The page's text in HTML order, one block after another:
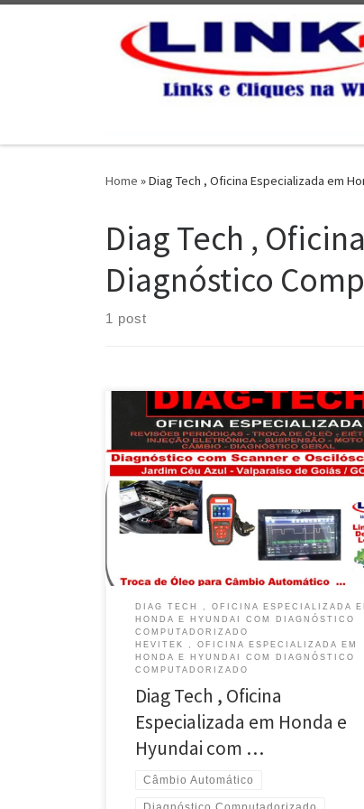
Home »Diag Tech , Oficina Especializada em
Diag Tech ,
Diagnóstico
1 post
Na Diag Tech , Oficina Especializada em
Hyundai , Diagnóstico com Scanner e
Diagnóstico Computadorizado com Scanner e
Osciloscópio, Diag Tech em Valparaíso de
Regulagem da Injeção Eletrônica , Limpesa de
TBI , na Diag Tech, em Valparaíso de Goiás /
DIAG TECH , OFICINA ESPECIALIZADA
HONDA E HYUNDAI COM DIAGNÓSTICO
COMPUTADORIZADO
HEVITEK , OFICINA ESPECIALIZADA EM
HONDA E HYUNDAI COM DIAGNÓSTICO
COMPUTADORIZADO
Diag Tech , Oficina
Especializada em Honda e
Hyundai com …
Câmbio Automático